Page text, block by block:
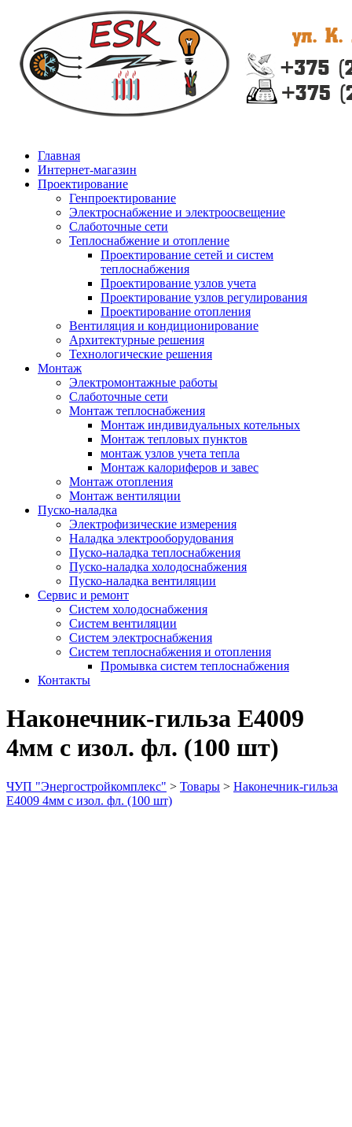
Главная
Интернет-магазин
Проектирование
Генпроектирование
Электроснабжение и электроосвещение
Слаботочные сети
Теплоснабжение и отопление
Проектирование сетей и систем
теплоснабжения
Проектирование узлов учета
Проектирование узлов регулирования
Проектирование отопления
Вентиляция и кондиционирование
Архитектурные решения
Технологические решения
Монтаж
Электромонтажные работы
Слаботочные сети
Монтаж теплоснабжения
Монтаж индивидуальных котельных
Монтаж тепловых пунктов
монтаж узлов учета тепла
Монтаж калориферов и завес
Монтаж отопления
Монтаж вентиляции
Пуско-наладка
Электрофизические измерения
Наладка электрооборудования
Пуско-наладка теплоснабжения
Пуско-наладка холодоснабжения
Пуско-наладка вентиляции
Сервис и ремонт
Систем холодоснабжения
Систем вентиляции
Систем электроснабжения
Систем теплоснабжения и отопления
Промывка систем теплоснабжения
Контакты
Наконечник-гильза Е4009
4мм с изол. фл. (100 шт)
ЧУП "Энергостройкомплекс" > Товары > Наконечник-гильза
Е4009 4мм с изол. фл. (100 шт)